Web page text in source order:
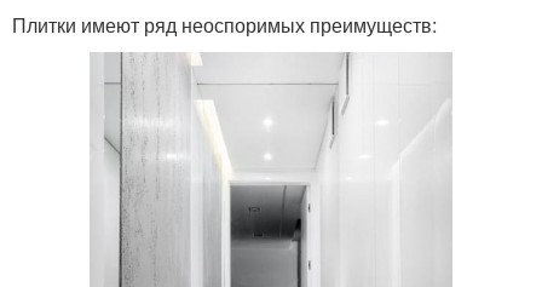
Плитки имеют ряд неоспоримых преимуществ: